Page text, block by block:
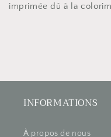
imprimée dû à la
INFORMATIONS
À propos de nous